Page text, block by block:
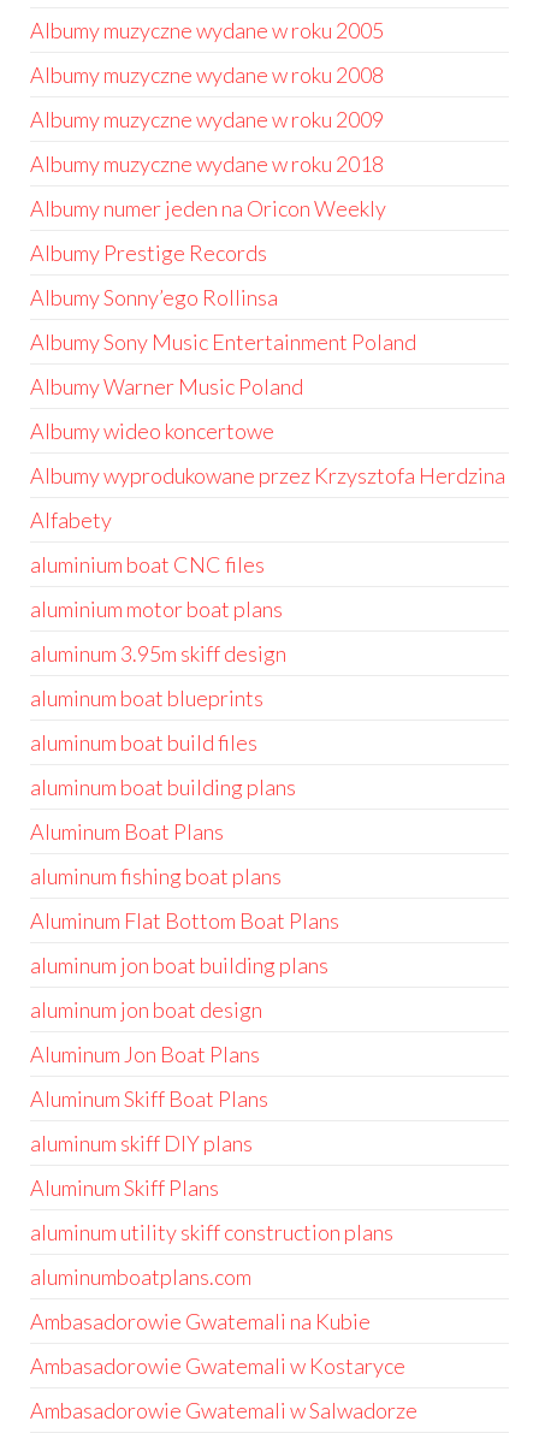
Albumy muzyczne wydane w roku 2005
Albumy muzyczne wydane w roku 2008
Albumy muzyczne wydane w roku 2009
Albumy muzyczne wydane w roku 2018
Albumy numer jeden na Oricon Weekly
Albumy Prestige Records
Albumy Sonny’ego Rollinsa
Albumy Sony Music Entertainment Poland
Albumy Warner Music Poland
Albumy wideo koncertowe
Albumy wyprodukowane przez Krzysztofa Herdzina
Alfabety
aluminium boat CNC files
aluminium motor boat plans
aluminum 3.95m skiff design
aluminum boat blueprints
aluminum boat build files
aluminum boat building plans
Aluminum Boat Plans
aluminum fishing boat plans
Aluminum Flat Bottom Boat Plans
aluminum jon boat building plans
aluminum jon boat design
Aluminum Jon Boat Plans
Aluminum Skiff Boat Plans
aluminum skiff DIY plans
Aluminum Skiff Plans
aluminum utility skiff construction plans
aluminumboatplans.com
Ambasadorowie Gwatemali na Kubie
Ambasadorowie Gwatemali w Kostaryce
Ambasadorowie Gwatemali w Salwadorze